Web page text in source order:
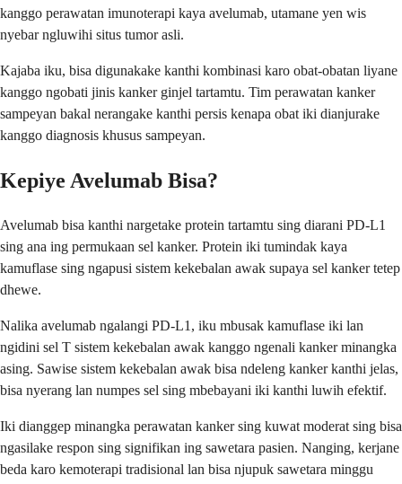
kanggo perawatan imunoterapi kaya avelumab, utamane yen wis
nyebar ngluwihi situs tumor asli.
Kajaba iku, bisa digunakake kanthi kombinasi karo obat-obatan liyane
kanggo ngobati jinis kanker ginjel tartamtu. Tim perawatan kanker
sampeyan bakal nerangake kanthi persis kenapa obat iki dianjurake
kanggo diagnosis khusus sampeyan.
Kepiye Avelumab Bisa?
Avelumab bisa kanthi nargetake protein tartamtu sing diarani PD-L1
sing ana ing permukaan sel kanker. Protein iki tumindak kaya
kamuflase sing ngapusi sistem kekebalan awak supaya sel kanker tetep
dhewe.
Nalika avelumab ngalangi PD-L1, iku mbusak kamuflase iki lan
ngidini sel T sistem kekebalan awak kanggo ngenali kanker minangka
asing. Sawise sistem kekebalan awak bisa ndeleng kanker kanthi jelas,
bisa nyerang lan numpes sel sing mbebayani iki kanthi luwih efektif.
Iki dianggep minangka perawatan kanker sing kuwat moderat sing bisa
ngasilake respon sing signifikan ing sawetara pasien. Nanging, kerjane
beda karo kemoterapi tradisional lan bisa njupuk sawetara minggu